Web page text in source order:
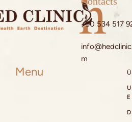
+90 534 517
m
Menu